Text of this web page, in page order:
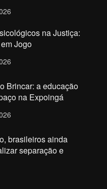
na Justiça:
Jogo
Brincar: a educação
na Expoingá
brasileiros ainda
separação e